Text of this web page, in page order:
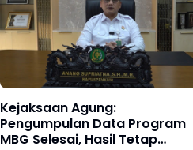
Kejaksaan Agung:
Pengumpulan Data Program
MBG Selesai, Hasil Tetap